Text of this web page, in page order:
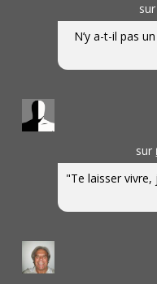
sur
N’y a-t-il pas
sur
"Te laisser